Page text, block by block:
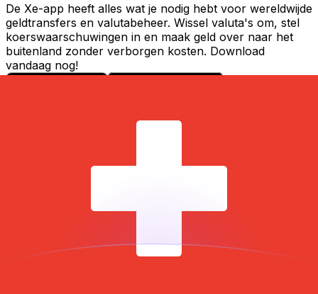
De Xe-app heeft alles wat je nodig hebt voor wereldwijde
geldtransfers en valutabeheer. Wissel valuta's om, stel
koerswaarschuwingen in en maak geld over naar het
buitenland zonder verborgen kosten. Download
vandaag nog!